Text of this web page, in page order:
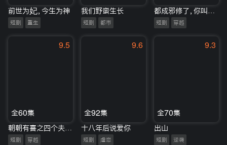
前世为妃，今生为神
短剧 重生
我们野蛮生长
短剧 都市 短剧 穿越
9.5
全60集
朝朝有喜之四个夫郎宠上天
短剧 穿越
9.6
全92集
十八年后说爱你
短剧 虐恋
9.3
全70集
出山
短剧 逆袭